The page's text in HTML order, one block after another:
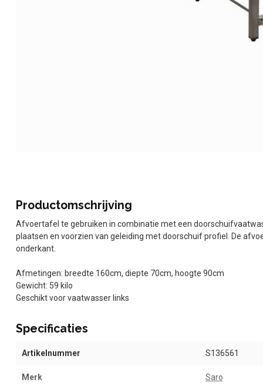
Productomschrijving
Afvoertafel te gebruiken in combinatie met een
plaatsen en voorzien van geleiding met doorschuif profiel. De
onderkant.
Afmetingen: breedte 160cm, diepte 70cm, hoogte 90cm
Gewicht: 59 kilo
Geschikt voor vaatwasser links
Specificaties
Artikelnummer S136561
Merk Saro